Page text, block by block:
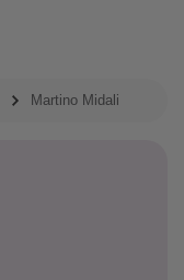
Martino Midali